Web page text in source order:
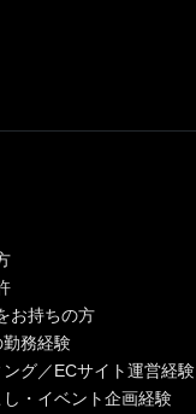
お持ちの方
務経験
グ／ECサイト運営経験
・イベント企画経験